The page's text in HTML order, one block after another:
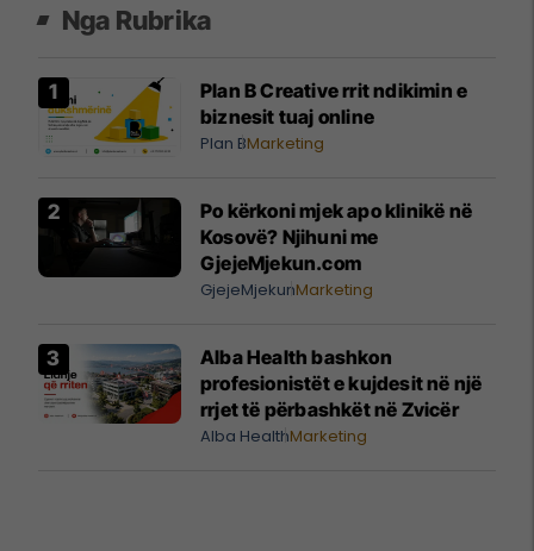
Nga Rubrika
Plan B Creative rrit ndikimin e
biznesit tuaj online
Plan BMarketing
Po kërkoni mjek apo klinikë në
Kosovë? Njihuni me
GjejeMjekun.com
GjejeMjekunMarketing
Alba Health bashkon
profesionistët e kujdesit në një
rrjet të përbashkët në Zvicër
Alba HealthMarketing